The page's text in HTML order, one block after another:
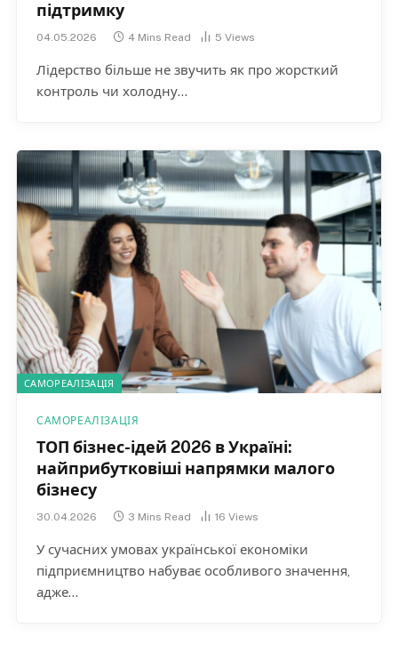
підтримку
04.05.2026 4 Mins Read 5 Views
Лідерство більше не звучить як про жорсткий
контроль чи холодну…
САМОРЕАЛІЗАЦІЯ
САМОРЕАЛІЗАЦІЯ
ТОП бізнес-ідей 2026 в Україні:
найприбутковіші напрямки малого
бізнесу
30.04.2026 3 Mins Read 16 Views
У сучасних умовах української економіки
підприємництво набуває особливого значення,
адже…